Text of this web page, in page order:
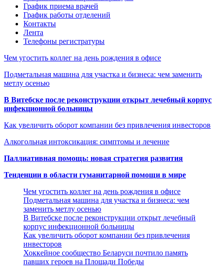
График приема врачей
График работы отделений
Контакты
Лента
Телефоны регистратуры
Чем угостить коллег на день рождения в офисе
Подметальная машина для участка и бизнеса: чем заменить
метлу осенью
В Витебске после реконструкции открыт лечебный корпус
инфекционной больницы
Как увеличить оборот компании без привлечения инвесторов
Алкогольная интоксикация: симптомы и лечение
Паллиативная помощь: новая стратегия развития
Тенденции в области гуманитарной помощи в мире
Чем угостить коллег на день рождения в офисе
Подметальная машина для участка и бизнеса: чем
заменить метлу осенью
В Витебске после реконструкции открыт лечебный
корпус инфекционной больницы
Как увеличить оборот компании без привлечения
инвесторов
Хоккейное сообщество Беларуси почтило память
павших героев на Площади Победы